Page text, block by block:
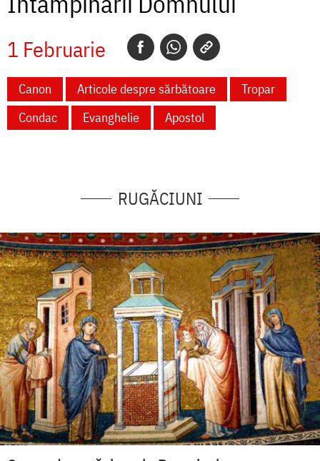
1 Februarie
Canon Articole despre sărbătoare
Tropar
Condac
Evanghelie Apostol
RUGĂCIUNI